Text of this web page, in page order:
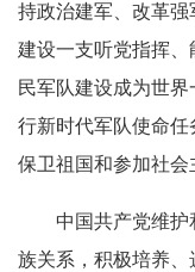
持政治建军、改革强
建设一支听党指挥、
民军队建设成为世
行新时代军队使命任
保卫祖国和参加社会
中国共产党维护
族关系，积极培养